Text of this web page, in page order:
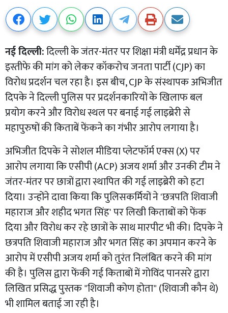
नई दिल्ली:दिल्ली के जंतर-मंतर पर शिक्षा मंत्री धर्मेंद्र प्रधान के
इस्तीफे की मांग को लेकर कॉकरोच जनता पार्टी (CJP) का
विरोध प्रदर्शन चल रहा है। इस बीच, CJP के संस्थापक अभिजीत
दिपके ने दिल्ली पुलिस पर प्रदर्शनकारियों के खिलाफ बल
प्रयोग करने और विरोध स्थल पर बनाई गई लाइब्रेरी से
महापुरुषों की किताबें फेंकने का गंभीर आरोप लगाया है।
​अभिजीत दिपके ने सोशल मीडिया प्लेटफॉर्म एक्स (X) पर
आरोप लगाया कि एसीपी (ACP) अजय शर्मा और उनकी टीम ने
जंतर-मंतर पर छात्रों द्वारा स्थापित की गई लाइब्रेरी को हटा
दिया। उन्होंने दावा किया कि पुलिसकर्मियों ने 'छत्रपति शिवाजी
महाराज और शहीद भगत सिंह' पर लिखी किताबों को फेंक
दिया और विरोध कर रहे छात्रों के साथ मारपीट भी की। दिपके ने
छत्रपति शिवाजी महाराज और भगत सिंह का अपमान करने के
आरोप में एसीपी अजय शर्मा को तुरंत निलंबित करने की मांग
की है। पुलिस द्वारा फेंकी गई किताबों में गोविंद पानसरे द्वारा
लिखित प्रसिद्ध पुस्तक "शिवाजी कोण होता" (शिवाजी कौन थे)
भी शामिल बताई जा रही है।